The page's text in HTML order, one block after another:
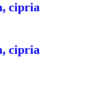
cipria
cipria